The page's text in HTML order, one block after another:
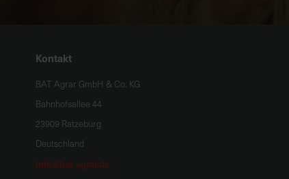
Kontakt
BAT Agrar GmbH & Co. KG
Bahnhofsallee 44
23909 Ratzeburg
Deutschland
info@bat-agrar.de